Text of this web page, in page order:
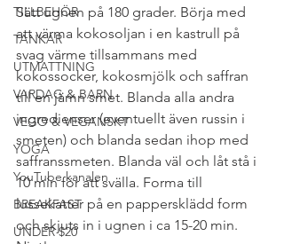
TILLBEHÖR
TANKAR
UTMATTNING
VARDAG & BARN
VEGO & VEGANSKT
YOGA
YouTube kanalen
BREAKFAST
UNDER $20
Sätt ugnen på 180 grader. Börja med
att värma kokosoljan i en kastrull på
svag värme tillsammans med
kokossocker, kokosmjölk och saffran
till en jämn smet. Blanda alla andra
ingredienser (eventuellt även russin i
smeten) och blanda sedan ihop med
saffranssmeten. Blanda väl och låt stå i
10 min för att svälla. Forma till
lussekatter på en pappersklädd form
och skjuts in i ugnen i ca 15-20 min.